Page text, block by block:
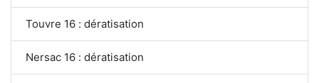
Touvre 16 : dératisation
Nersac 16 : dératisation